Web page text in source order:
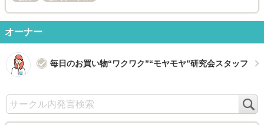
オーナー
毎日のお買い物“ワクワク”“モヤモヤ”研究会スタッフ